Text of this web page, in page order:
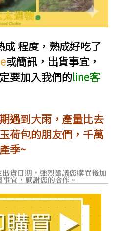
成 程度，熟成好吃了
或簡訊，出貨事宜，
要加入我們的line客
遇到大雨，產量比去
荷包的朋友們，千萬
季~
貨日期，強烈建議您購買後加
宜，感謝您的合作。